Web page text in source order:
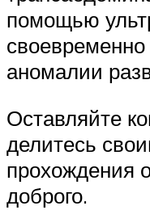
помощью
аномалии
Оставляйте
делитесь
прохождения
доброго.